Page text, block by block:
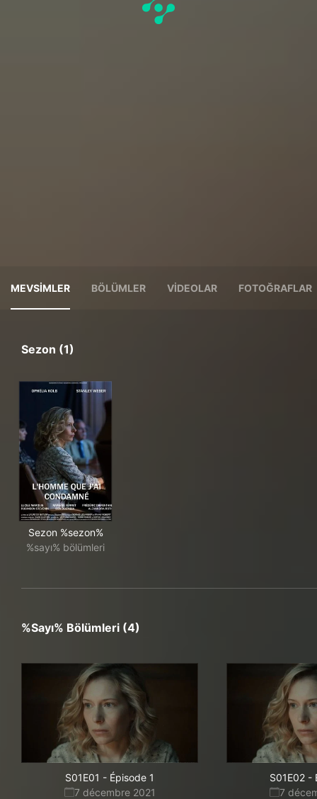
MEVSIMLER BÖLÜMLER VIDEOLAR FOTOĞRAFLAR
Sezon (1)
Sezon %sezon%
%sayı% bölümleri
%sayı% Bölümleri (4)
S01E01 - Épisode 1
7 décembre 2021
S01E02 -
7